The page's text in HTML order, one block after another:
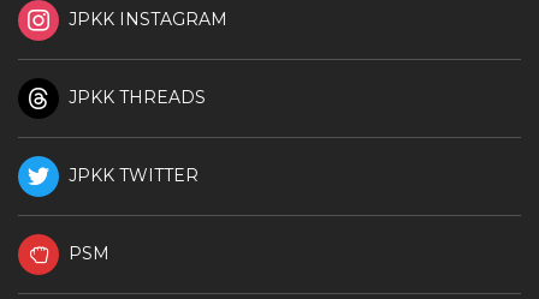
JPKK INSTAGRAM
JPKK THREADS
JPKK TWITTER
PSM